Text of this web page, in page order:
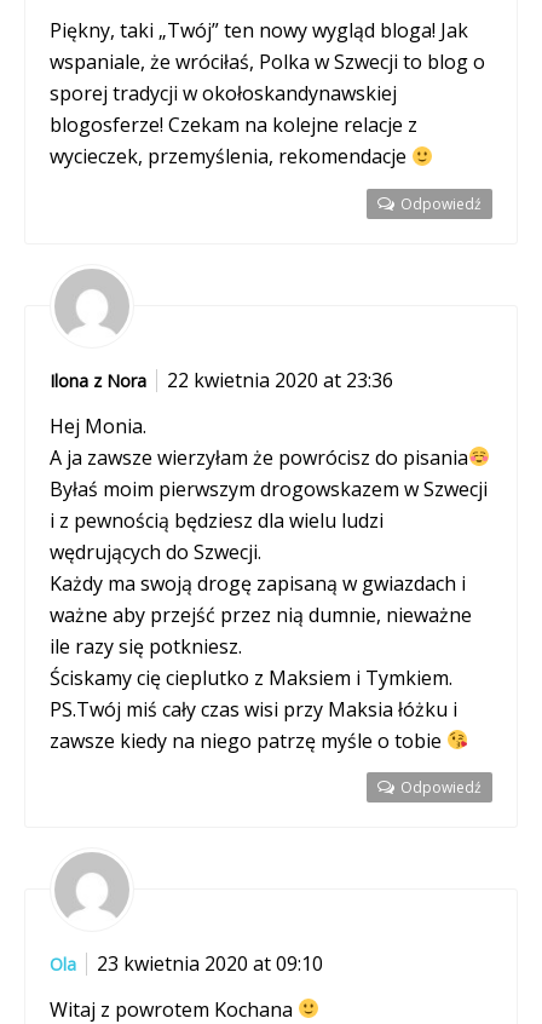
Piękny, taki „Twój” ten nowy wygląd bloga! Jak
wspaniale, że wróciłaś, Polka w Szwecji to blog o
sporej tradycji w okołoskandynawskiej
blogosferze! Czekam na kolejne relacje z
wycieczek, przemyślenia, rekomendacje
Odpowiedź
Ilona z Nora
22 kwietnia 2020 at 23:36
Hej Monia.
A ja zawsze wierzyłam że powrócisz do pisania
Byłaś moim pierwszym drogowskazem w Szwecji
i z pewnością będziesz dla wielu ludzi
wędrujących do Szwecji.
Każdy ma swoją drogę zapisaną w gwiazdach i
ważne aby przejść przez nią dumnie, nieważne
ile razy się potkniesz.
Ściskamy cię cieplutko z Maksiem i Tymkiem.
PS.Twój miś cały czas wisi przy Maksia łóżku i
zawsze kiedy na niego patrzę myśle o tobie
Odpowiedź
Ola
23 kwietnia 2020 at 09:10
Witaj z powrotem Kochana